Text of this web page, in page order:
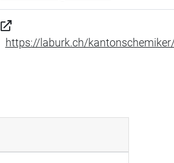
https://laburk.ch/